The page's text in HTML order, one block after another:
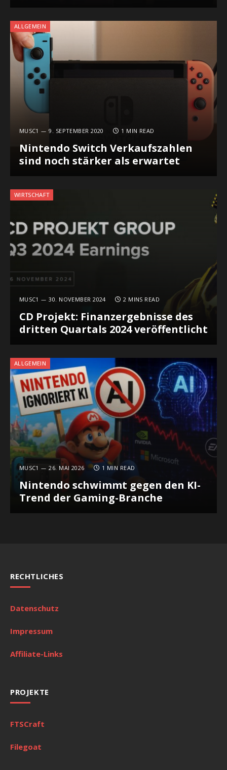
ALLGEMEIN
MUSC1 9. SEPTEMBER 2020 1 MIN READ
Nintendo Switch Verkaufszahlen
sind noch stärker als erwartet
WIRTSCHAFT
MUSC1 30. NOVEMBER 2024 2 MINS READ
CD Projekt: Finanzergebnisse des
dritten Quartals 2024 veröffentlicht
ALLGEMEIN
MUSC1 26. MAI 2026 1 MIN READ
Nintendo schwimmt gegen den KI-
Trend der Gaming-Branche
RECHTLICHES
Datenschutz
Impressum
Affiliate-Links
PROJEKTE
FTSCraft
Filegoat